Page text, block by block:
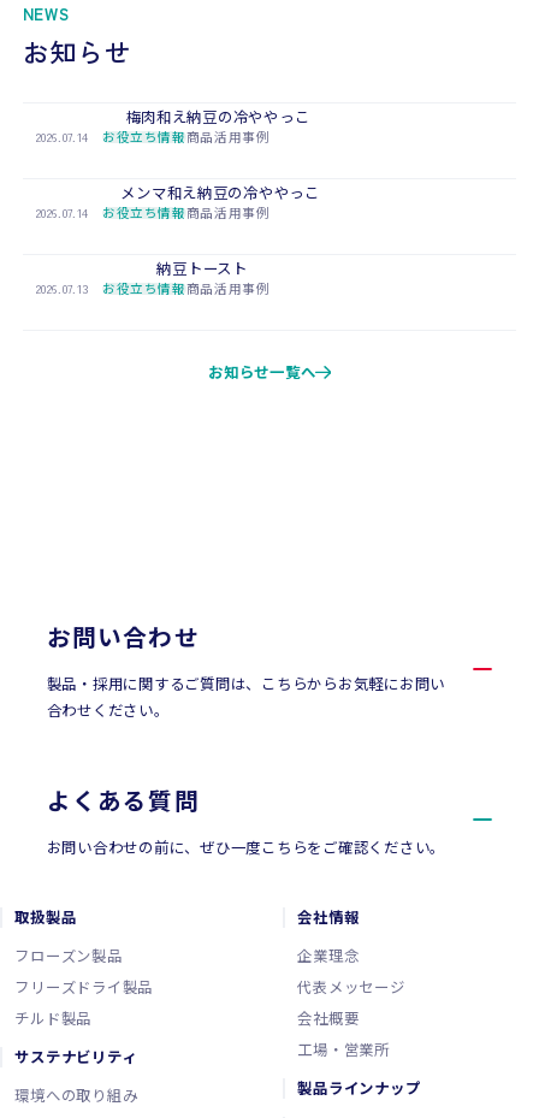
NEWS
お知らせ
2026.07.14 お役立ち情報商品活用事例
梅肉和え納豆の冷ややっこ
2026.07.14 お役立ち情報商品活用事例
メンマ和え納豆の冷ややっこ
2026.07.13 お役立ち情報商品活用事例
納豆トースト
お知らせ一覧へ
お問い合わせ
製品・採用に関するご質問は、こちらからお気軽にお問い
合わせください。
よくある質問
お問い合わせの前に、ぜひ一度こちらをご確認ください。
取扱製品
フローズン製品
フリーズドライ製品
チルド製品
サステナビリティ
環境への取り組み
会社情報
企業理念
代表メッセージ
会社概要
工場・営業所
製品ラインナップ